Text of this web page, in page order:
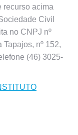
recurso acima
Civil
no CNPJ nº
nº 152,
(46) 3025-